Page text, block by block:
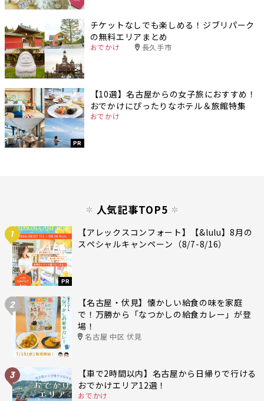
チケットなしでも楽しめる！ジブリパーク
の無料エリアまとめ
おでかけ 長久手市
PR
【10選】名古屋からの女子旅におすすめ！
おでかけにぴったりなホテル＆旅館特集
おでかけ
人気記事TOP5
1
PR
【アレックスコンフォート】【&lulu】8月の
スペシャルキャンペーン（8/7-8/16）
2
【名古屋・伏見】懐かしい給食の味を家庭
で！万勝から「なつかしの給食カレー」が登
場！
名古屋 中区 伏見
3
【車で2時間以内】名古屋から日帰りで行ける
おでかけエリア12選！
おでかけ